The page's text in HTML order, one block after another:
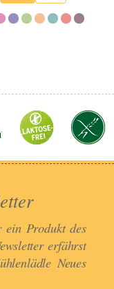
ein Produkt des
erfährst
Neues